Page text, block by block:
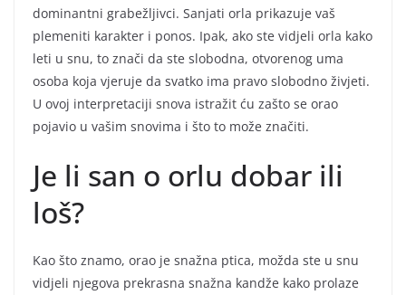
dominantni grabežljivci. Sanjati orla prikazuje vaš
plemeniti karakter i ponos. Ipak, ako ste vidjeli orla kako
leti u snu, to znači da ste slobodna, otvorenog uma
osoba koja vjeruje da svatko ima pravo slobodno živjeti.
U ovoj interpretaciji snova istražit ću zašto se orao
pojavio u vašim snovima i što to može značiti.
Je li san o orlu dobar ili
loš?
Kao što znamo, orao je snažna ptica, možda ste u snu
vidjeli njegova prekrasna snažna kandže kako prolaze